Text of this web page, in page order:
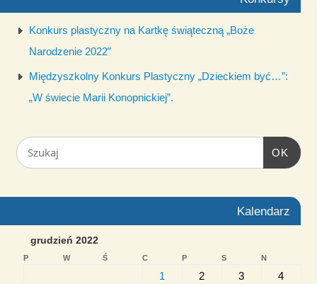
Konkurs plastyczny na Kartkę świąteczną „Boże
Narodzenie 2022”
Międzyszkolny Konkurs Plastyczny „Dzieckiem być…”:
„W świecie Marii Konopnickiej”.
OK
Kalendarz
grudzień 2022
P W Ś C P S N
1 2 3
4